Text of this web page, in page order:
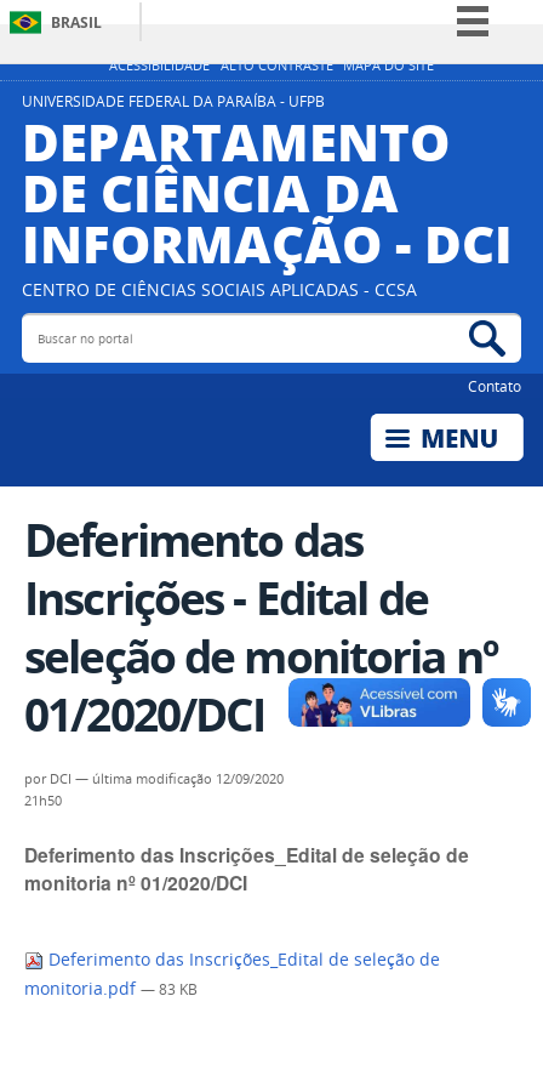
ACESSIBILIDADE ALTO CONTRASTE MAPA DO SITE
BRASIL
Simplifique!
Participe
Acesso à informação
Legislação
Canais
UNIVERSIDADE FEDERAL DA PARAÍBA - UFPB
DEPARTAMENTO
DE CIÊNCIA DA
INFORMAÇÃO - DCI
CENTRO DE CIÊNCIAS SOCIAIS APLICADAS - CCSA
Buscar no portal
Contato
Deferimento das
Inscrições - Edital de
seleção de monitoria nº
01/2020/DCI
por DCI — última modificação 12/09/2020
21h50
Deferimento das Inscrições_Edital de seleção de
monitoria nº 01/2020/DCI
Deferimento das Inscrições_Edital de seleção de
monitoria.pdf — 83 KB